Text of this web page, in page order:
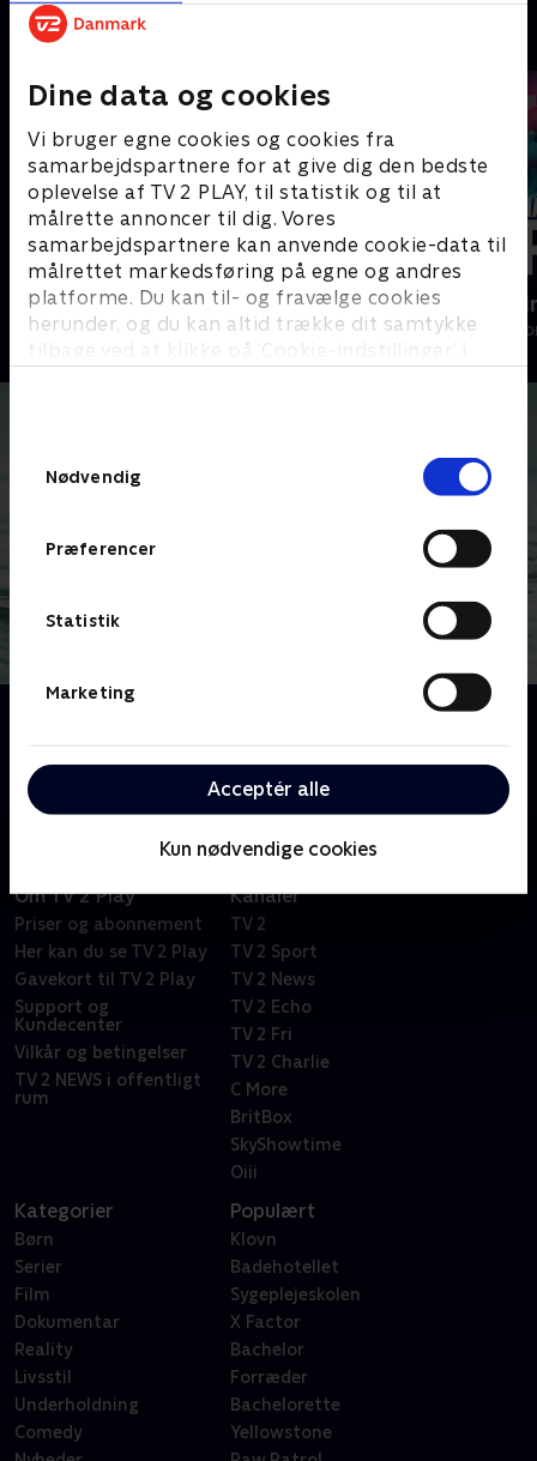
Dine data og cookies
Vi bruger egne cookies og cookies fra
samarbejdspartnere for at give dig den bedste
oplevelse af TV 2 PLAY, til statistik og til at
målrette annoncer til dig. Vores
samarbejdspartnere kan anvende cookie-data til
målrettet markedsføring på egne og andres
platforme. Du kan til- og fravælge cookies
herunder, og du kan altid trække dit samtykke
tilbage ved at klikke på ’Cookie-indstillinger’ i
Nødvendig
Præferencer
Statistik
Marketing
Acceptér alle
Kun nødvendige cookies
Andre så også
Nepobaby
Drama • 1 sæsoner
Happy
Drama • 1
komplikationer ved en affære.
Om TV 2 Play
Priser og abonnement
Her kan du se TV 2 Play
Gavekort til TV 2 Play
Support og
Kundecenter
Vilkår og betingelser
TV 2 NEWS i offentligt
rum
Kanaler
TV 2
TV 2 Sport
TV 2 News
TV 2 Echo
TV 2 Fri
TV 2 Charlie
C More
BritBox
SkyShowtime
Oiii
Kategorier
Børn
Serier
Film
Dokumentar
Reality
Livsstil
Underholdning
Comedy
Populært
Klovn
Badehotellet
Sygeplejeskolen
X Factor
Bachelor
Forræder
Bachelorette
Yellowstone